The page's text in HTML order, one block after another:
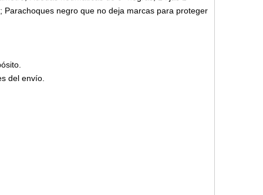
negro que no deja marcas para proteger
del envío.